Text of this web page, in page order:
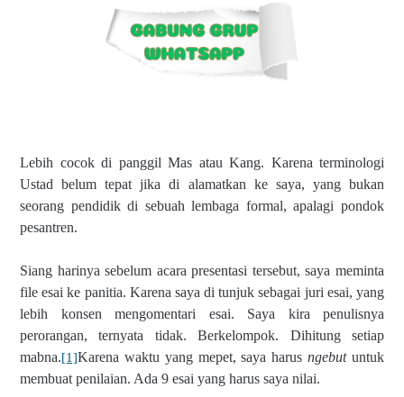
Lebih cocok di panggil Mas atau Kang. Karena terminologi
Ustad belum tepat jika di alamatkan ke saya, yang bukan
seorang pendidik di sebuah lembaga formal, apalagi pondok
pesantren.
Siang harinya sebelum acara presentasi tersebut, saya meminta
file esai ke panitia. Karena saya di tunjuk sebagai juri esai, yang
lebih konsen mengomentari esai. Saya kira penulisnya
perorangan, ternyata tidak. Berkelompok. Dihitung setiap
mabna.[1]Karena waktu yang mepet, saya harusngebutuntuk
membuat penilaian. Ada 9 esai yang harus saya nilai.